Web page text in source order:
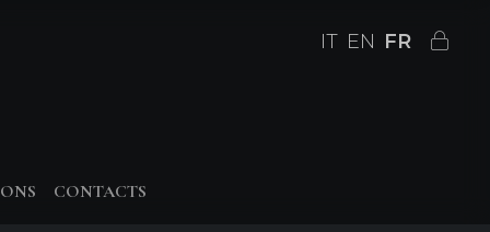
IT EN FR
CONTACTS